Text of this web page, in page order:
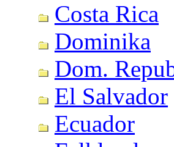
Costa Rica
Dominika
Dom.
El Salvador
Ecuador